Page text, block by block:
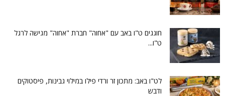
חוגגים ט"ו באב עם "אחוה" חברת "אחוה" מגישה לרגל
ט"ו...
לט"ו באב: מתכון זר ורדי פילו במילוי גבינות, פיסטוקים
ודבש